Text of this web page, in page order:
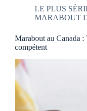
LE PLUS
MARABOUT
Marabout au Canada
compétent